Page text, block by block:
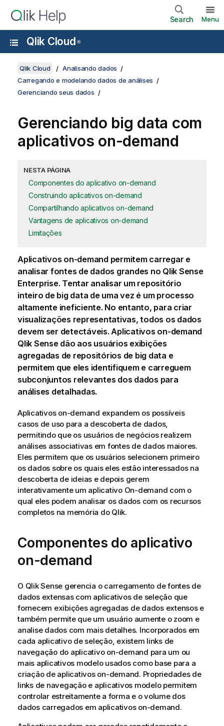
Search Menu
Qlik Cloud ®
Qlik Cloud
Analisando dados
Carregando e modelando dados de análises
Gerenciando seus dados
Gerenciando big data com
aplicativos on-demand
NESTA PÁGINA
Componentes do aplicativo on-demand
Construindo aplicativos on-demand
Compartilhando aplicativos on-demand
Vantagens de aplicativos on-demand
Limitações
Aplicativos on-demandpermitem carregar e
analisar fontes de dados grandes no Qlik Sense
Enterprise. Tentar analisar um repositório
inteiro de big data de uma vez é um processo
altamente ineficiente. No entanto, para criar
visualizações representativas, todos os dados
devem ser detectáveis. Aplicativos on-demand
Qlik Sensedão aos usuários exibições
agregadas de repositórios de big data e
permitem que eles identifiquem e carreguem
subconjuntos relevantes dos dados para
análises detalhadas.
Aplicativos on-demand expandem os possíveis
casos de uso para a descoberta de dados,
permitindo que os usuários de negócios realizem
análises associativas em fontes de dados maiores.
Eles permitem que os usuários selecionem primeiro
os dados sobre os quais eles estão interessados na
descoberta de ideias e depois gerem
interativamente um aplicativo On-demand com o
qual eles podem analisar os dados com os recursos
completos na memória do Qlik.
Componentes do aplicativo
on-demand
O Qlik Sense gerencia o carregamento de fontes de
dados extensas com aplicativos de seleção que
fornecem exibições agregadas de dados extensos e
também permite que um usuário aumente o zoom e
analise dados com mais detalhes. Incorporados em
cada aplicativo de seleção, existem links de
navegação do aplicativo on-demand para um ou
mais aplicativos modelo usados como base para a
criação de aplicativos on-demand. Propriedades de
links de navegação e aplicativos modelo permitem
controlar estreitamente a forma e o volume dos
dados carregados em aplicativos on-demand.